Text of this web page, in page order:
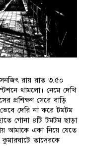
রায় রাত ৩.৫০
থামলো। নেমে দেখি
প্রশিক্ষণ সেরে বাড়ি
দেরি না করে টমটম
গোনা ৪টি টমটম ছাড়া
আমাকে একা নিয়ে যেতে
তাদেরকে